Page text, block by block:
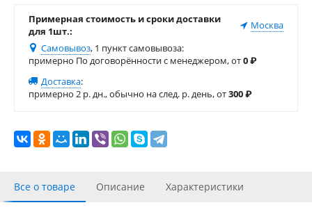
Примерная стоимость и сроки доставки
для 1шт.:
Москва
Самовывоз, 1 пункт самовывоза:
примерно По договорённости с менеджером, от0₽
Доставка:
примерно 2 р. дн., обычно на след. р. день, от300₽
Все о товаре Описание Характеристики